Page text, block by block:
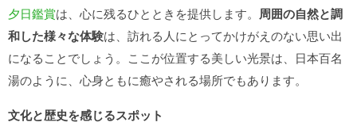
夕日鑑賞は、心に残るひとときを提供します。 周囲の自然と調
和した様々な体験は、訪れる人にとってかけがえのない思い出
になることでしょう。ここが位置する美しい光景は、日本百名
湯のように、心身ともに癒やされる場所でもあります。
文化と歴史を感じるスポット